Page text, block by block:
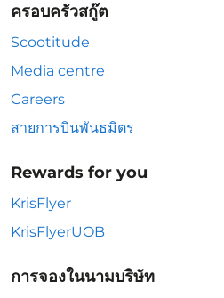
ครอบครัวสกู๊ต
Scootitude
Media centre
Careers
สายการบินพันธมิตร
Rewards for you
KrisFlyer
KrisFlyerUOB
การจองในนามบริษัท